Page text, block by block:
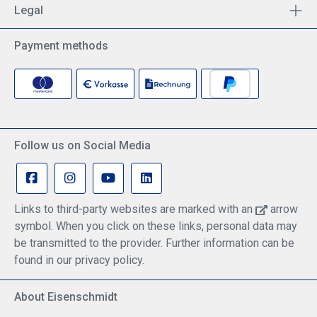
Legal
Payment methods
Follow us on Social Media
Links to third-party websites are marked with an
arrow
symbol. When you click on these links, personal data may
be transmitted to the provider. Further information can be
found in our privacy policy.
About Eisenschmidt